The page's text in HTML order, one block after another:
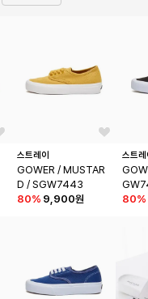
스트레이
GOWER / MUSTAR
D / SGW7443
80% 9,900원
스트
80%